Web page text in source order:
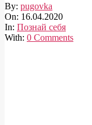
By: pugovka
On: 16.04.2020
In: Познай себя
With: 0 Comments